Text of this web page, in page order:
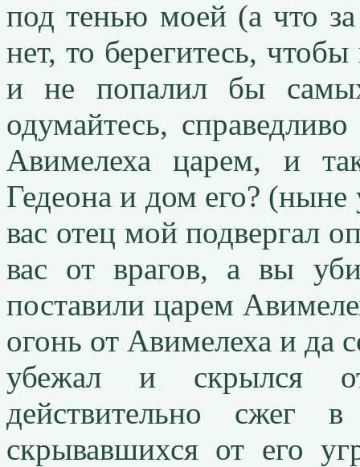
под тенью моей (а что
нет, то берегитесь,
и не попалил бы
одумайтесь,
Авимелеха царем, и
Гедеона и дом его?
вас отец мой подвергал
вас от врагов, а вы
поставили царем
огонь от Авимелеха и да
убежал и скрылся
действительно сжег
скрывавшихся от его